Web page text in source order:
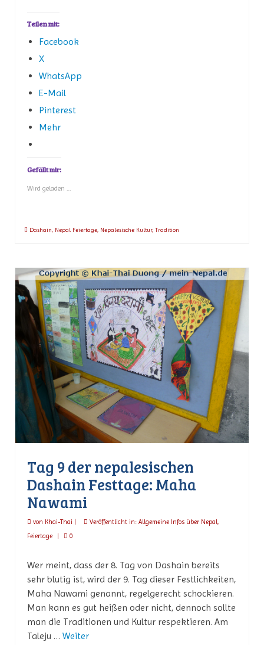
Teilen mit:
Facebook
X
WhatsApp
E-Mail
Pinterest
Mehr
Gefällt mir:
Wird geladen …
Dashain Nepal Feiertage Nepalesische Kultur, Tradition
Tag 9 der nepalesischen
Dashain Festtage: Maha
Nawami
von Khai-Thai | Veröffentlicht in: Allgemeine Infos über Nepal,
Feiertage
| 0
Wer meint, dass der 8. Tag von Dashain bereits
sehr blutig ist, wird der 9. Tag dieser Festlichkeiten,
Maha Nawami genannt, regelgerecht schockieren.
Man kann es gut heißen oder nicht, dennoch sollte
man die Traditionen und Kultur respektieren. Am
Taleju … Weiter